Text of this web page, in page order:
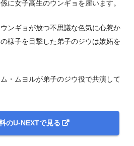
に女子高生のウンギョを雇います。
ンギョが放つ不思議な色気に心惹か
様子を目撃した弟子のジウは嫉妬を
・ムヨルが弟子のジウ役で共演して
のU-NEXTで見る